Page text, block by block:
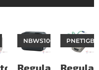
NBWS100H PNET1GB